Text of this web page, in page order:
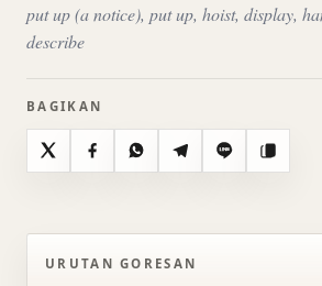
put up (a notice), put up, hoist, display,
describe
BAGIKAN
X FacebookWhatsAppTelegramLine Salin
URUTAN GORESAN